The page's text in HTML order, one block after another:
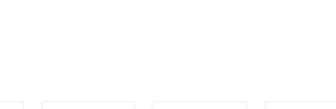
входят 2 боковые щетки, док-станция, инструмент для очистки, контейнер для